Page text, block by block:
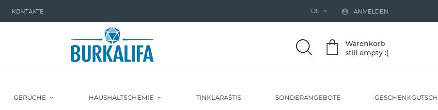
KONTAKTE DE   ANMELDEN
Warenkorb
still empty :(
GERÜCHE HAUSHALTSCHEMIE TINKLARAŠTIS SONDERANGEBOTE